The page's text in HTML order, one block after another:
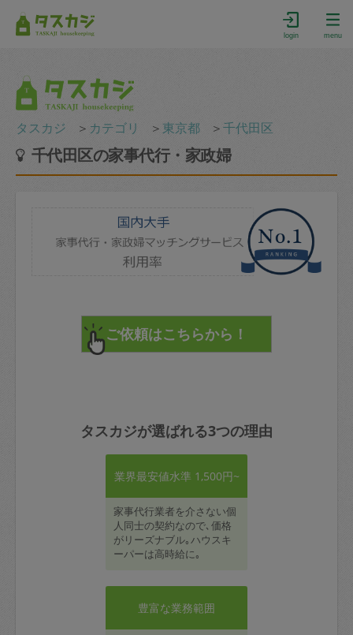
login menu
タスカジ ＞ カテゴリ ＞ 東京都 ＞千代田区
千代田区の家事代行・家政婦
タスカジが選ばれる3つの理由
業界最安値水準 1,500円~
家事代行業者を介さない個
人同士の契約なので､価格
がリーズナブル｡ハウスキ
ーパーは高時給に｡
豊富な業務範囲